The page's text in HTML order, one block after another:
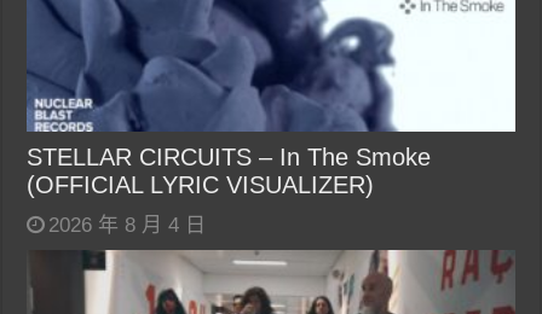
STELLAR CIRCUITS – In The Smoke
(OFFICIAL LYRIC VISUALIZER)
2026 年 8 月 4 日